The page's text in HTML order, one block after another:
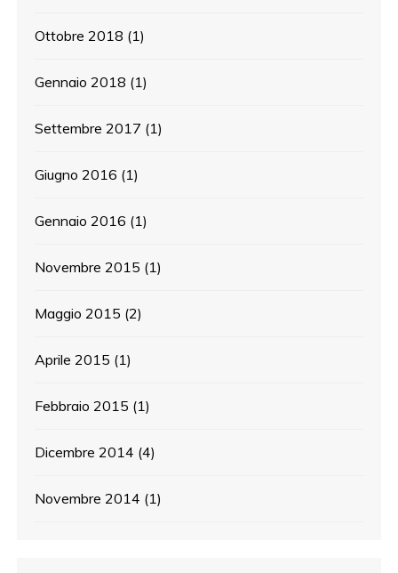
Ottobre 2018 (1)
Gennaio 2018 (1)
Settembre 2017 (1)
Giugno 2016 (1)
Gennaio 2016 (1)
Novembre 2015 (1)
Maggio 2015 (2)
Aprile 2015 (1)
Febbraio 2015 (1)
Dicembre 2014 (4)
Novembre 2014 (1)